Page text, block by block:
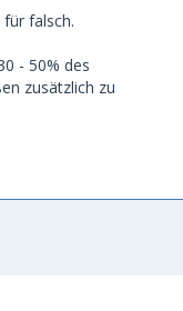
falsch.
- 50% des
zusätzlich zu